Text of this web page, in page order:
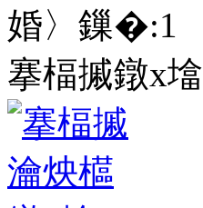
婚〉鏁�:1
搴楅摵鐓х墖